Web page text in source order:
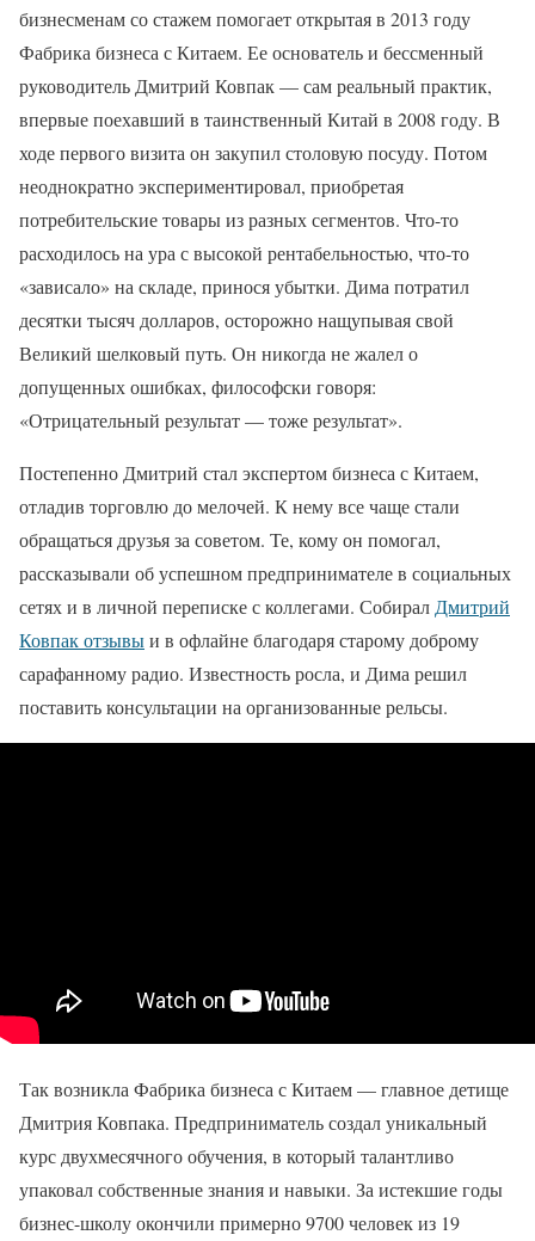
бизнесменам со стажем помогает открытая в 2013 году
Фабрика бизнеса с Китаем. Ее основатель и бессменный
руководитель Дмитрий Ковпак — сам реальный практик,
впервые поехавший в таинственный Китай в 2008 году. В
ходе первого визита он закупил столовую посуду. Потом
неоднократно экспериментировал, приобретая
потребительские товары из разных сегментов. Что-то
расходилось на ура с высокой рентабельностью, что-то
«зависало» на складе, принося убытки. Дима потратил
десятки тысяч долларов, осторожно нащупывая свой
Великий шелковый путь. Он никогда не жалел о
допущенных ошибках, философски говоря:
«Отрицательный результат — тоже результат».
Постепенно Дмитрий стал экспертом бизнеса с Китаем,
отладив торговлю до мелочей. К нему все чаще стали
обращаться друзья за советом. Те, кому он помогал,
рассказывали об успешном предпринимателе в социальных
сетях и в личной переписке с коллегами. Собирал Дмитрий
Ковпак отзывыи в офлайне благодаря старому доброму
сарафанному радио. Известность росла, и Дима решил
поставить консультации на организованные рельсы.
Так возникла Фабрика бизнеса с Китаем — главное детище
Дмитрия Ковпака. Предприниматель создал уникальный
курс двухмесячного обучения, в который талантливо
упаковал собственные знания и навыки. За истекшие годы
бизнес-школу окончили примерно 9700 человек из 19